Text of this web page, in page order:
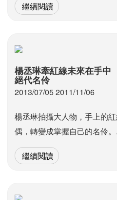
繼續閱讀
楊丞琳牽紅線未來在手中
絕代名伶
2013/07/05 2011/11/06
楊丞琳拍攝大人物，手上的
偶，轉變成掌握自己的名伶。
繼續閱讀